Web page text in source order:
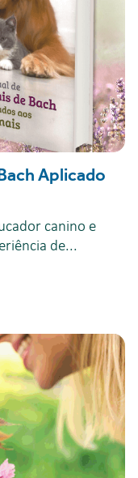
Aplicado
canino e
de...